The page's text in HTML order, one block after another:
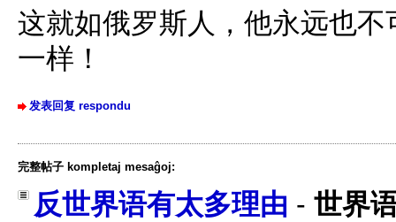
这就如俄罗斯人，他永远也
一样！
发表回复 respondu
完整帖子 kompletaj mesaĝoj:
反世界语有太多理由 - 世界